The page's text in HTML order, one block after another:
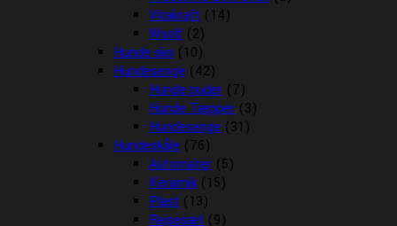
Vitakraft (14)
Woolf (2)
Hunde sko (10)
Hundesenge (42)
Hunde puder (7)
Hunde Tæpper (3)
Hundesenge (31)
Hundeskåle (76)
Automater (5)
Keramik (15)
Plast (13)
Rejsesæt (9)